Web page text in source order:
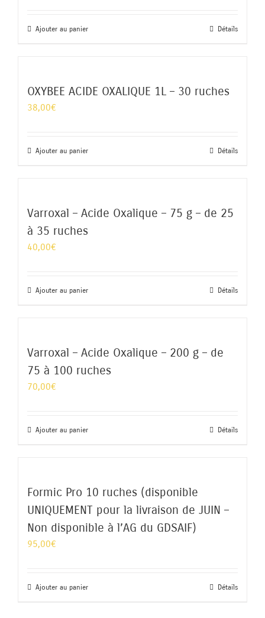
Ajouter au panier Détails
OXYBEE ACIDE OXALIQUE 1L – 30 ruches
38,00€
Ajouter au panier Détails
Varroxal – Acide Oxalique – 75 g – de 25
à 35 ruches
40,00€
Ajouter au panier Détails
Varroxal – Acide Oxalique – 200 g – de
75 à 100 ruches
70,00€
Ajouter au panier Détails
Formic Pro 10 ruches (disponible
UNIQUEMENT pour la livraison de JUIN –
Non disponible à l’AG du GDSAIF)
95,00€
Ajouter au panier Détails